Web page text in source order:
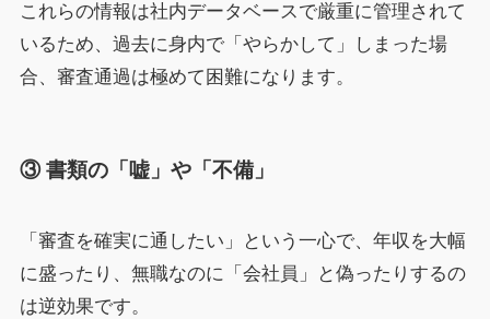
これらの情報は社内データベースで厳重に管理されて
いるため、過去に身内で「やらかして」しまった場
合、審査通過は極めて困難になります。
③ 書類の「嘘」や「不備」
「審査を確実に通したい」という一心で、年収を大幅
に盛ったり、無職なのに「会社員」と偽ったりするの
は逆効果です。